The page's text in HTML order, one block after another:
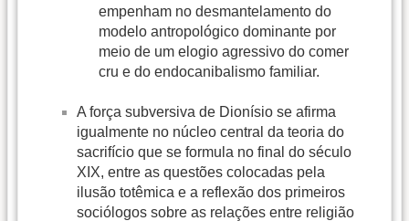
empenham no desmantelamento do
modelo antropológico dominante por
meio de um elogio agressivo do comer
cru e do endocanibalismo familiar.
A força subversiva de Dionísio se afirma
igualmente no núcleo central da teoria do
sacrifício que se formula no final do século
XIX, entre as questões colocadas pela
ilusão totêmica e a reflexão dos primeiros
sociólogos sobre as relações entre religião